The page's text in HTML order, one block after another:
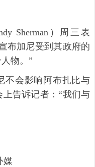
Sherman）周三表
布加尼受到其政府的
物。”
不会影响阿布扎比与
告诉记者：“我们与
媒